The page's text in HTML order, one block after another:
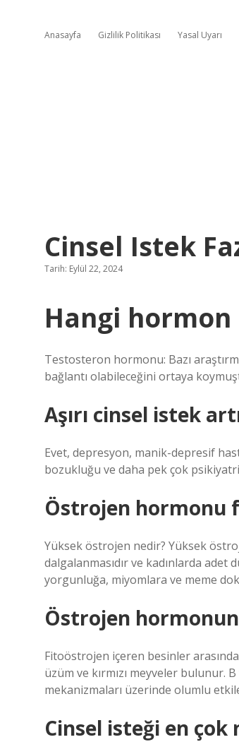
Anasayfa Gizlilik Politikası Yasal Uyarı
Cinsel Istek
Tarih: Eylül 22, 2024
Hangi hormon
Testosteron hormonu: Bazı
bağlantı olabileceğini ortaya
Aşırı cinsel istek
Evet, depresyon, manik-depresif
bozukluğu ve daha pek çok
Östrojen hormonu
Yüksek östrojen nedir? Yüksek
dalgalanmasıdır ve kadınlarda adet
yorgunluğa, miyomlara ve meme
Östrojen
Fitoöstrojen içeren besinler
üzüm ve kırmızı meyveler
mekanizmaları üzerinde olumlu
Cinsel isteği en çok